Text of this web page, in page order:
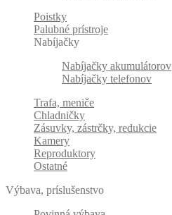
Poistky
Palubné prístroje
Nabíjačky
Nabíjačky akumulátorov
Nabíjačky telefonov
Trafa, meniče
Chladničky
Zásuvky, zástrčky, redukcie
Kamery
Reproduktory
Ostatné
Výbava, príslušenstvo